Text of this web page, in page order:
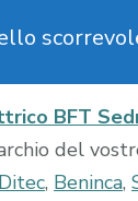
BFT
del
Ditec, Beninca,